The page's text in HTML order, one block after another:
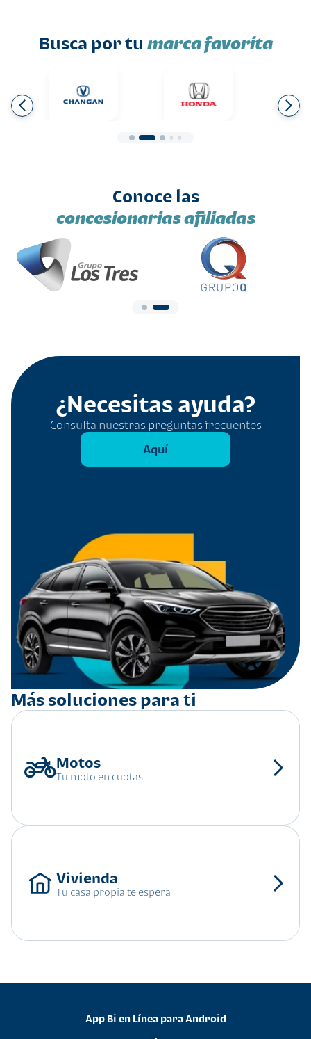
Busca por tu marca favorita
Conoce las
concesionarias afiliadas
¿Necesitas ayuda?
Consulta nuestras preguntas frecuentes
Aquí
Más soluciones para ti
Tu moto en cuotas
Tu casa propia te espera
App Bi en Línea para Android